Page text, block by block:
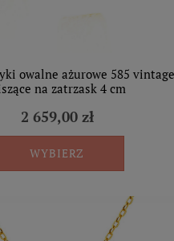
owalne ażurowe 585 vintage
na zatrzask 4 cm
2 659,00 zł
WYBIERZ